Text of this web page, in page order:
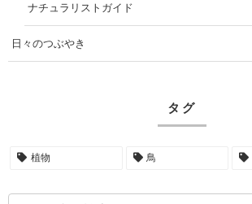
ナチュラリストガイド
日々のつぶやき
タグ
植物 鳥